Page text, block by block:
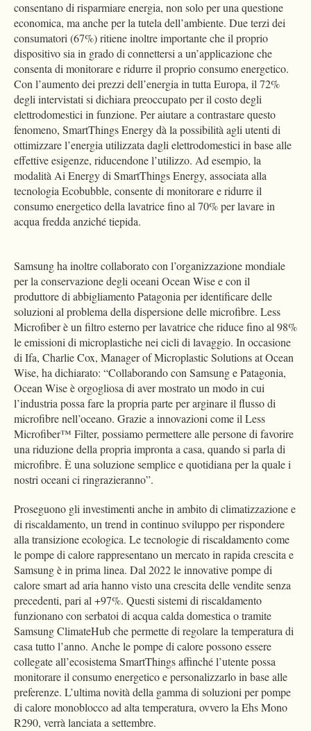
consentano di risparmiare energia, non solo per una questione
economica, ma anche per la tutela dell’ambiente. Due terzi dei
consumatori (67%) ritiene inoltre importante che il proprio
dispositivo sia in grado di connettersi a un’applicazione che
consenta di monitorare e ridurre il proprio consumo energetico.
Con l’aumento dei prezzi dell’energia in tutta Europa, il 72%
degli intervistati si dichiara preoccupato per il costo degli
elettrodomestici in funzione. Per aiutare a contrastare questo
fenomeno, SmartThings Energy dà la possibilità agli utenti di
ottimizzare l’energia utilizzata dagli elettrodomestici in base alle
effettive esigenze, riducendone l’utilizzo. Ad esempio, la
modalità Ai Energy di SmartThings Energy, associata alla
tecnologia Ecobubble, consente di monitorare e ridurre il
consumo energetico della lavatrice fino al 70% per lavare in
acqua fredda anziché tiepida.
Samsung ha inoltre collaborato con l’organizzazione mondiale
per la conservazione degli oceani Ocean Wise e con il
produttore di abbigliamento Patagonia per identificare delle
soluzioni al problema della dispersione delle microfibre. Less
Microfiber è un filtro esterno per lavatrice che riduce fino al 98%
le emissioni di microplastiche nei cicli di lavaggio. In occasione
di Ifa, Charlie Cox, Manager of Microplastic Solutions at Ocean
Wise, ha dichiarato: “Collaborando con Samsung e Patagonia,
Ocean Wise è orgogliosa di aver mostrato un modo in cui
l’industria possa fare la propria parte per arginare il flusso di
microfibre nell’oceano. Grazie a innovazioni come il Less
Microfiber™ Filter, possiamo permettere alle persone di favorire
una riduzione della propria impronta a casa, quando si parla di
microfibre. È una soluzione semplice e quotidiana per la quale i
nostri oceani ci ringrazieranno”.
Proseguono gli investimenti anche in ambito di climatizzazione e
di riscaldamento, un trend in continuo sviluppo per rispondere
alla transizione ecologica. Le tecnologie di riscaldamento come
le pompe di calore rappresentano un mercato in rapida crescita e
Samsung è in prima linea. Dal 2022 le innovative pompe di
calore smart ad aria hanno visto una crescita delle vendite senza
precedenti, pari al +97%. Questi sistemi di riscaldamento
funzionano con serbatoi di acqua calda domestica o tramite
Samsung ClimateHub che permette di regolare la temperatura di
casa tutto l’anno. Anche le pompe di calore possono essere
collegate all’ecosistema SmartThings affinché l’utente possa
monitorare il consumo energetico e personalizzarlo in base alle
preferenze. L’ultima novità della gamma di soluzioni per pompe
di calore monoblocco ad alta temperatura, ovvero la Ehs Mono
R290, verrà lanciata a settembre.